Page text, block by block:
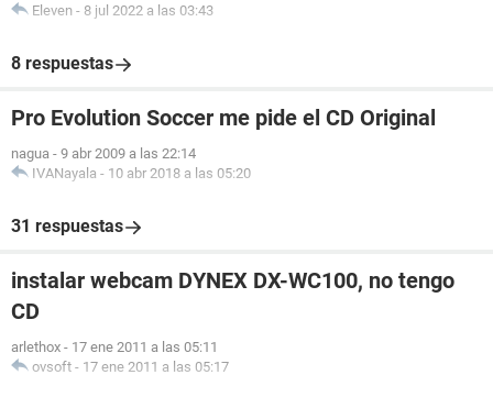
Eleven - 8 jul 2022 a las 03:43
8 respuestas
Pro Evolution Soccer me pide el CD Original
nagua - 9 abr 2009 a las 22:14
IVANayala - 10 abr 2018 a las 05:20
31 respuestas
instalar webcam DYNEX DX-WC100, no tengo
CD
arlethox - 17 ene 2011 a las 05:11
ovsoft - 17 ene 2011 a las 05:17